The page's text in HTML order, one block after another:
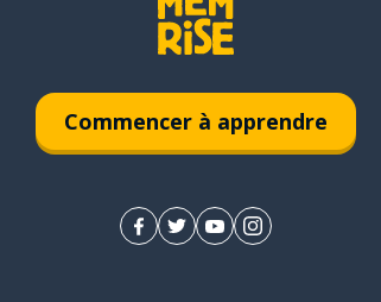
Commencer à apprendre